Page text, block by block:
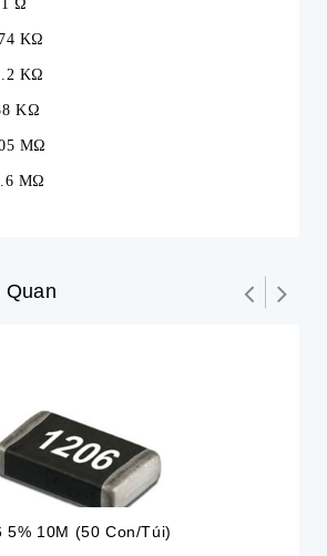
Ω
KΩ
KΩ
KΩ
MΩ
MΩ
Quan
5% 10M (50 Con/túi)